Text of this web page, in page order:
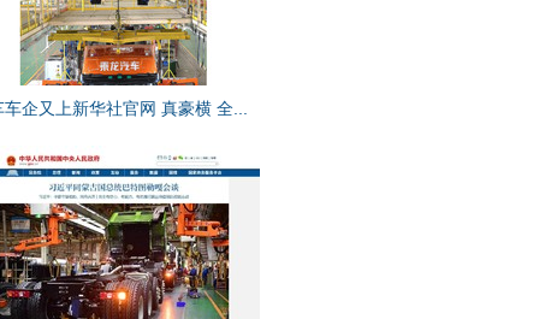
车企又上新华社官网 真豪横 全...